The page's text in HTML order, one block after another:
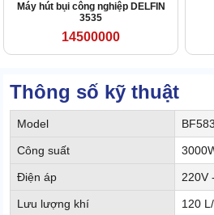
Máy hút bụi công nghiệp DELFIN
3535
14500000
Thông số kỹ thuật
Model
Công suất
Điện áp 220V
Lưu lượng khí 120